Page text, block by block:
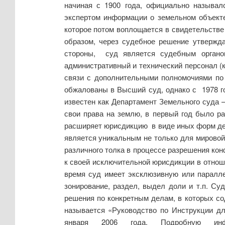
начиная с 1900 года, официально
экспертом информации о земельном
которое потом воплощается в
образом, через судебное решение
стороны, суд является судебным
административный и технический персонал
связи с дополнительными полномочиями
обжалованы в Высший суд, однако с 1978
известен как Департамент Земельного
свои права на землю, в первый год было
расширяет юрисдикцию в виде иных форм
является уникальным не только для
различного толка в процессе разрешения
к своей исключительной юрисдикции в
время суд имеет эксклюзивную или
зонирование, раздел, выдел доли и т.п.
решения по конкретным делам, в которых
называется «Руководство по Инструкции
января 2006 года. Подробную